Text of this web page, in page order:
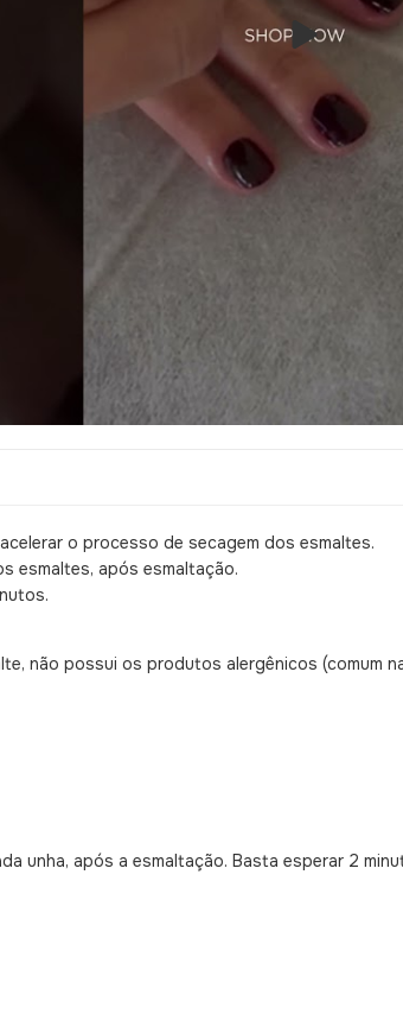
o processo de secagem dos esmaltes.
esmaltes, após esmaltação.
não possui os produtos alergênicos (comum
unha, após a esmaltação. Basta esperar 2